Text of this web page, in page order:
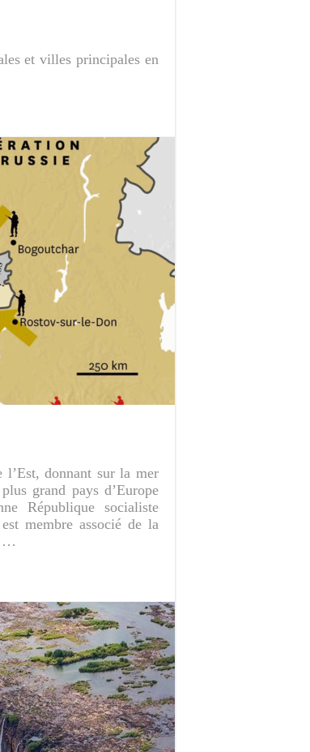
et villes principales en
l’Est, donnant sur la mer
grand pays d’Europe
République socialiste
membre associé de la
…